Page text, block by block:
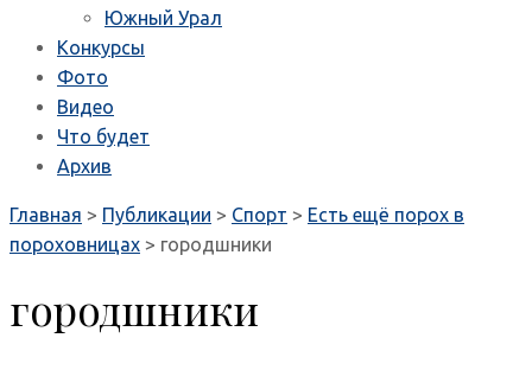
Южный Урал
Конкурсы
Фото
Видео
Что будет
Архив
Главная > Публикации > Спорт > Есть ещё порох в
пороховницах > городшники
городшники